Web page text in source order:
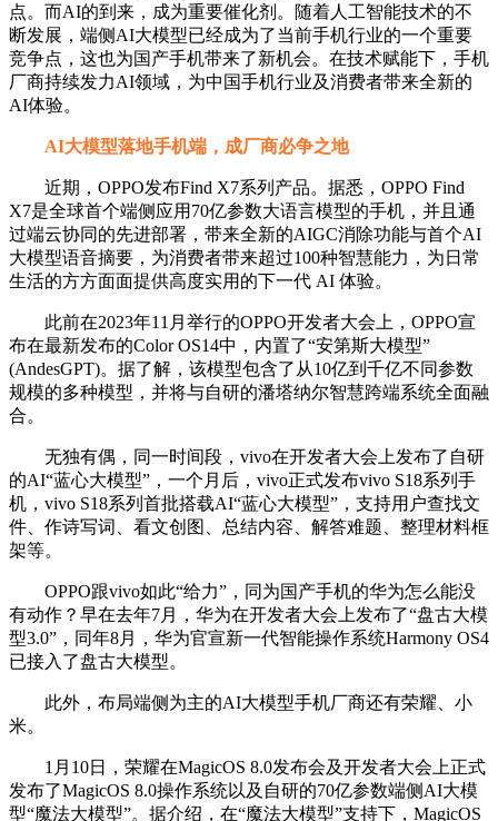
点。而AI的到来，成为重要催化剂。随着人工智能技术的不
断发展，端侧AI大模型已经成为了当前手机行业的一个重要
竞争点，这也为国产手机带来了新机会。在技术赋能下，手机
厂商持续发力AI领域，为中国手机行业及消费者带来全新的
AI体验。
AI大模型落地手机端，成厂商必争之地
近期，OPPO发布Find X7系列产品。据悉，OPPO Find
X7是全球首个端侧应用70亿参数大语言模型的手机，并且通
过端云协同的先进部署，带来全新的AIGC消除功能与首个AI
大模型语音摘要，为消费者带来超过100种智慧能力，为日常
生活的方方面面提供高度实用的下一代 AI 体验。
此前在2023年11月举行的OPPO开发者大会上，OPPO宣
布在最新发布的Color OS14中，内置了“安第斯大模型”
(AndesGPT)。据了解，该模型包含了从10亿到千亿不同参数
规模的多种模型，并将与自研的潘塔纳尔智慧跨端系统全面融
合。
无独有偶，同一时间段，vivo在开发者大会上发布了自研
的AI“蓝心大模型”，一个月后，vivo正式发布vivo S18系列手
机，vivo S18系列首批搭载AI“蓝心大模型”，支持用户查找文
件、作诗写词、看文创图、总结内容、解答难题、整理材料框
架等。
OPPO跟vivo如此“给力”，同为国产手机的华为怎么能没
有动作？早在去年7月，华为在开发者大会上发布了“盘古大模
型3.0”，同年8月，华为官宣新一代智能操作系统Harmony OS4
已接入了盘古大模型。
此外，布局端侧为主的AI大模型手机厂商还有荣耀、小
米。
1月10日，荣耀在MagicOS 8.0发布会及开发者大会上正式
发布了MagicOS 8.0操作系统以及自研的70亿参数端侧AI大模
型“魔法大模型”。据介绍，在“魔法大模型”支持下，MagicOS